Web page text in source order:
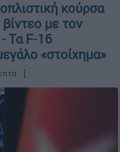
κούρσα
με τον
Τα F-16
«στοίχημα»
┋